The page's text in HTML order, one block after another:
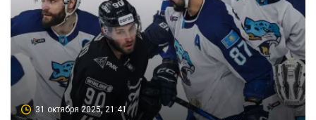
31 октября 2025, 21:41